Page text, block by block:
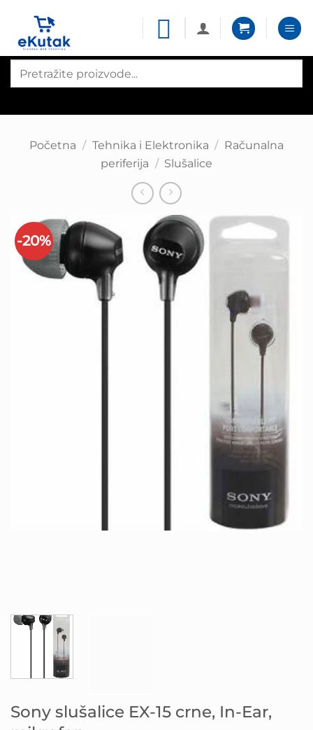
content
search
Početna / Tehnika i Elektronika / Računalna
periferija / Slušalice
-20%
Sony slušalice EX-15 crne, In-Ear,